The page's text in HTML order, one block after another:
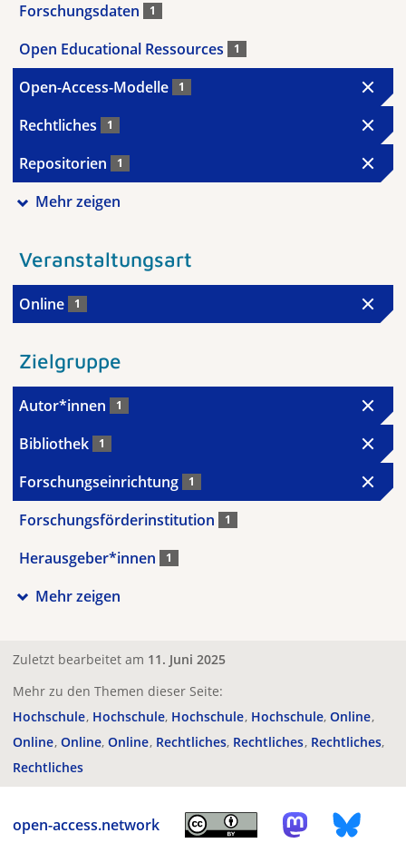
Forschungsdaten 1
Open Educational Ressources 1
Open-Access-Modelle 1
Rechtliches 1
Repositorien 1
Mehr zeigen
Veranstaltungsart
Online 1
Zielgruppe
Autor*innen 1
Bibliothek 1
Forschungseinrichtung 1
Forschungsförderinstitution 1
Herausgeber*innen 1
Mehr zeigen
Zuletzt bearbeitet am 11. Juni 2025
Mehr zu den Themen dieser Seite:
Hochschule Hochschule Hochschule Hochschule Online
Online Online Online Rechtliches Rechtliches Rechtliches
Rechtliches
open-access.network